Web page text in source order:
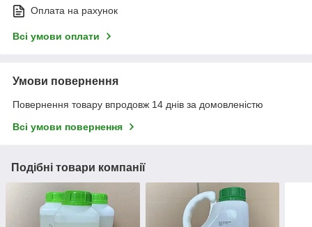
Оплата на рахунок
Всі умови оплати
Умови повернення
Повернення товару впродовж 14 днів за домовленістю
Всі умови повернення
Подібні товари компанії